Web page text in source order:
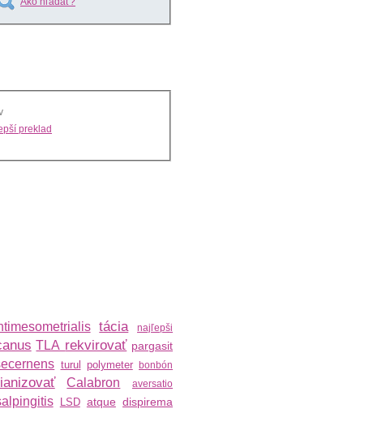
preklad
tácia najľepši
TLA rekvirovať pargasit
turul polymeter bonbón
Calabron aversatio
LSD atque dispirema